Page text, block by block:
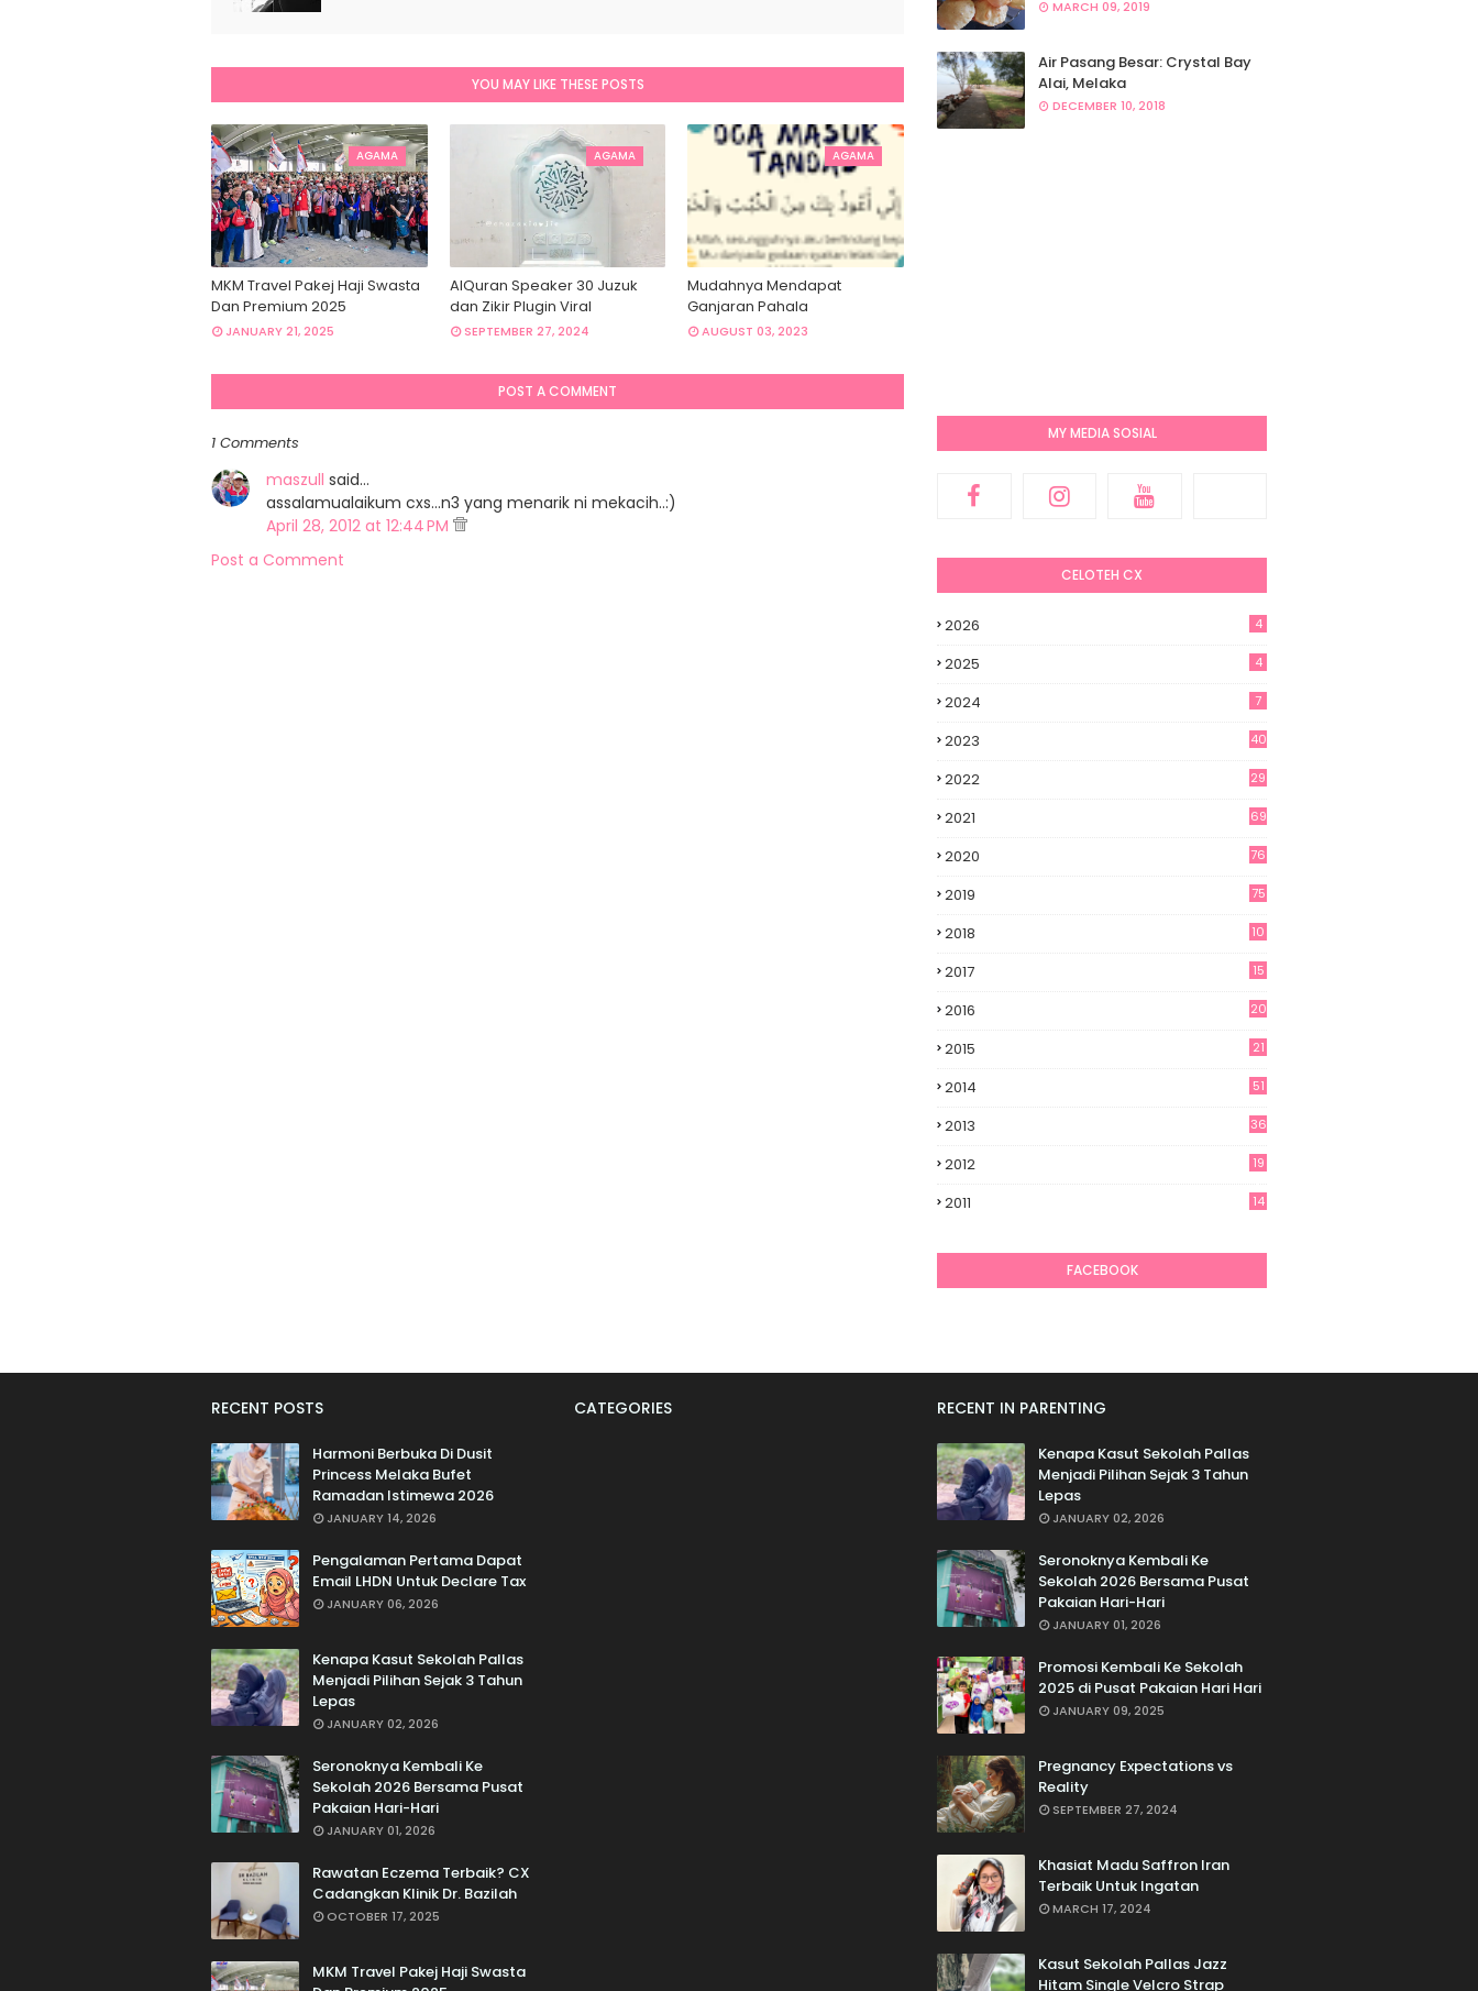
YOU MAY LIKE THESE POSTS
AGAMA
MKM Travel Pakej Haji Swasta
Dan Premium 2025
JANUARY 21, 2025
AGAMA
AlQuran Speaker 30 Juzuk
dan Zikir Plugin Viral
SEPTEMBER 27, 2024
AGAMA
Mudahnya Mendapat
Ganjaran Pahala
AUGUST 03, 2023
POST A COMMENT
1 Comments
maszull said…
assalamualaikum cxs...n3 yang menarik ni mekacih..:)
April 28, 2012 at 12:44 PM
Post a Comment
MARCH 09, 2019
Air Pasang Besar: Crystal Bay
Alai, Melaka
DECEMBER 10, 2018
MY MEDIA SOSIAL
CELOTEH CX
2026 4
2025 4
2024 7
2023 40
2022 29
2021 69
2020 76
2019 75
2018 10
2017 15
2016 20
2015 21
2014 51
2013 36
2012
19
2011
14
FACEBOOK
RECENT POSTS
Harmoni Berbuka Di Dusit
Princess Melaka Bufet
Ramadan Istimewa 2026
JANUARY 14, 2026
Pengalaman Pertama Dapat
Email LHDN Untuk Declare Tax
JANUARY 06, 2026
Kenapa Kasut Sekolah Pallas
Menjadi Pilihan Sejak 3 Tahun
Lepas
JANUARY 02, 2026
Seronoknya Kembali Ke
Sekolah 2026 Bersama Pusat
Pakaian Hari-Hari
JANUARY 01, 2026
Rawatan Eczema Terbaik? CX
Cadangkan Klinik Dr. Bazilah
OCTOBER 17, 2025
MKM Travel Pakej Haji Swasta
CATEGORIES RECENT IN PARENTING
Kenapa Kasut Sekolah Pallas
Menjadi Pilihan Sejak 3 Tahun
Lepas
JANUARY 02, 2026
Seronoknya Kembali Ke
Sekolah 2026 Bersama Pusat
Pakaian Hari-Hari
JANUARY 01, 2026
Promosi Kembali Ke Sekolah
2025 di Pusat Pakaian Hari Hari
JANUARY 09, 2025
Pregnancy Expectations vs
Reality
SEPTEMBER 27, 2024
Khasiat Madu Saffron Iran
Terbaik Untuk Ingatan
MARCH 17, 2024
Kasut Sekolah Pallas Jazz
Hitam Single Velcro Strap